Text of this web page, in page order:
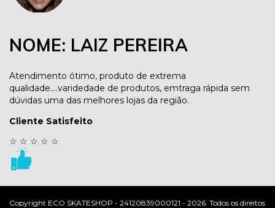
NOME: LAIZ PEREIRA
Atendimento ótimo, produto de extrema
qualidade....varidedade de produtos, emtraga rápida sem
dúvidas uma das melhores lojas da região.
Cliente Satisfeito
☆ ☆ ☆ ☆ ☆
Copyright ECO SKATESHOP - 24120839000121 - 2026. Todos os direitos